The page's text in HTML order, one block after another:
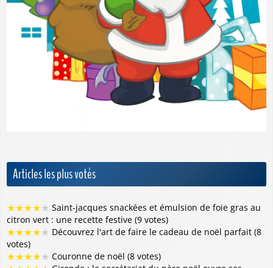
Articles les plus votés
★★★★★ Saint-jacques snackées et émulsion de foie gras au
citron vert : une recette festive (9 votes)
★★★★★ Découvrez l'art de faire le cadeau de noël parfait (8
votes)
★★★★★ Couronne de noël (8 votes)